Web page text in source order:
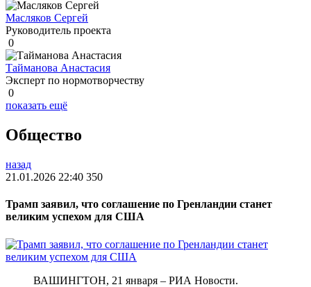
Масляков Сергей
Руководитель проекта
0
Тайманова Анастасия
Эксперт по нормотворчеству
0
показать ещё
Общество
назад
21.01.2026 22:40 350
Трамп заявил, что соглашение по Гренландии станет
великим успехом для США
ВАШИНГТОН, 21 января – РИА Новости.